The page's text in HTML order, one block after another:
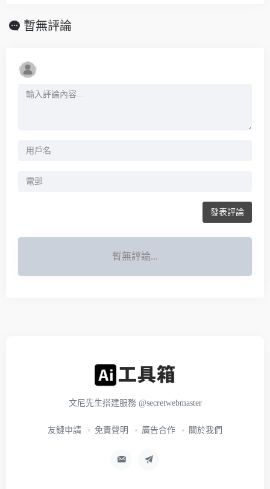
暫無評論
發表評論
暫無評論...
文尼先生搭建服務 @secretwebmaster
友鏈申請 免責聲明 廣告合作 關於我們